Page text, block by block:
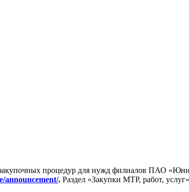
процедур для нужд филиалов ПАО
announcement/. Раздел «Закупки МТР, работ,